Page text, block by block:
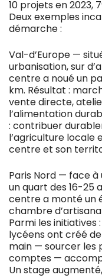
10 projets en 2023,
Deux exemples
démarche :
Val-d’Europe —
urbanisation, sur
centre a noué un
km. Résultat :
vente directe,
l’alimentation
: contribuer
l’agriculture locale
centre et son
Paris Nord — face à
un quart des 16-25
centre a monté un
chambre
Parmi les initiatives
lycéens ont créé
main — sourcer les
comptes —
Un stage